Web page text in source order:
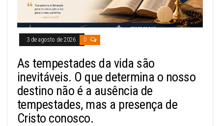
3 de agosto de 2026 0
As tempestades da vida são
inevitáveis. O que determina o nosso
destino não é a ausência de
tempestades, mas a presença de
Cristo conosco.